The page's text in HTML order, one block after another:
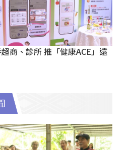
商、診所 推「健康ACE」遠